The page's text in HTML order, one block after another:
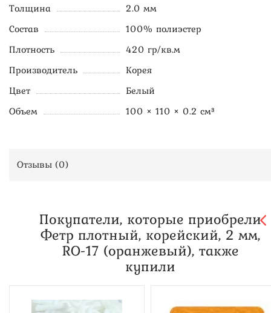
Толщина
2.0 мм
Состав
100% полиэстер
Плотность
420 гр/кв.м
Производитель
Корея
Цвет
Белый
Объем
100 × 110 × 0.2 см³
Отзывы (0)
Покупатели, которые приобрели
Фетр плотный, корейский, 2 мм,
RO-17 (оранжевый), также
купили